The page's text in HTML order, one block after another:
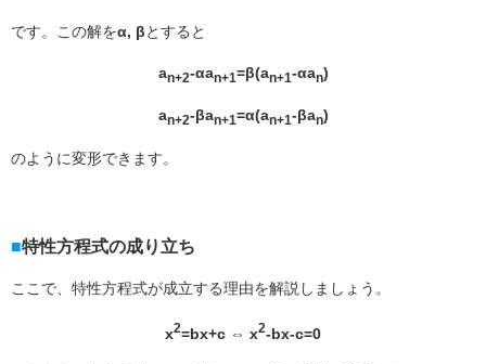
です。この解をα, βとすると
an+2-αan+1=β(an+1-αan)
an+2-βan+1=α(an+1-βan)
のように変形できます。
特性方程式の成り立ち
ここで、特性方程式が成立する理由を解説しましょう。
x2=bx+c ⇔ x2-bx-c=0